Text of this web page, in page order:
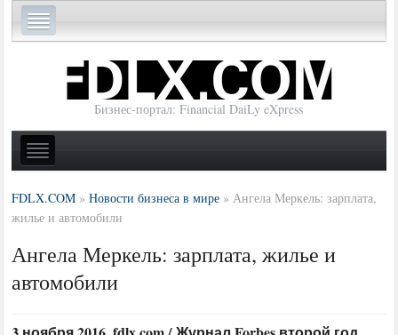
Бизнес-портал: Financial DaiLy eXpress
FDLX.COM »Новости бизнеса в мире » Ангела Меркель: зарплата,
жилье и автомобили
Ангела Меркель: зарплата, жилье и
автомобили